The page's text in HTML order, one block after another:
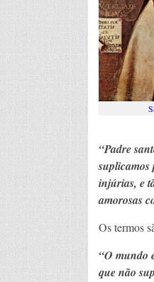
“Padre
suplicamos
injúrias, e
amorosas
Os termos
“O mundo
que não